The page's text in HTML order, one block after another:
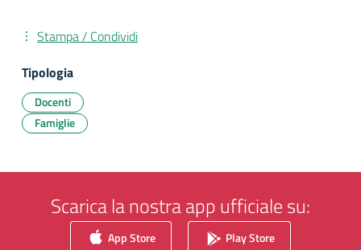
Stampa / Condividi
Tipologia
Docenti
Famiglie
Scarica la nostra app ufficiale su:
App Store Play Store